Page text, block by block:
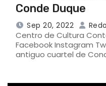
Conde Duque
Sep 20, 2022
Centro de Cultura
Facebook Instagram
antiguo cuartel de